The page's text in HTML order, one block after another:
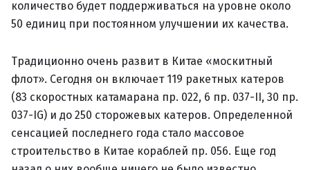
количество будет поддерживаться на уровне около
50 единиц при постоянном улучшении их качества.
Традиционно очень развит в Китае «москитный
флот». Сегодня он включает 119 ракетных катеров
(83 скоростных катамарана пр. 022, 6 пр. 037-II, 30 пр.
037-IG) и до 250 сторожевых катеров. Определенной
сенсацией последнего года стало массовое
строительство в Китае кораблей пр. 056. Еще год